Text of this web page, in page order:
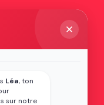
Léa, ton
sur notre